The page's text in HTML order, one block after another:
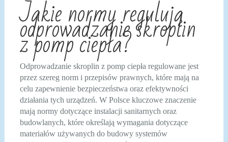
Jakie normy regulują
odprowadzanie skroplin
z pomp ciepła?
Odprowadzanie skroplin z pomp ciepła regulowane jest
przez szereg norm i przepisów prawnych, które mają na
celu zapewnienie bezpieczeństwa oraz efektywności
działania tych urządzeń. W Polsce kluczowe znaczenie
mają normy dotyczące instalacji sanitarnych oraz
budowlanych, które określają wymagania dotyczące
materiałów używanych do budowy systemów